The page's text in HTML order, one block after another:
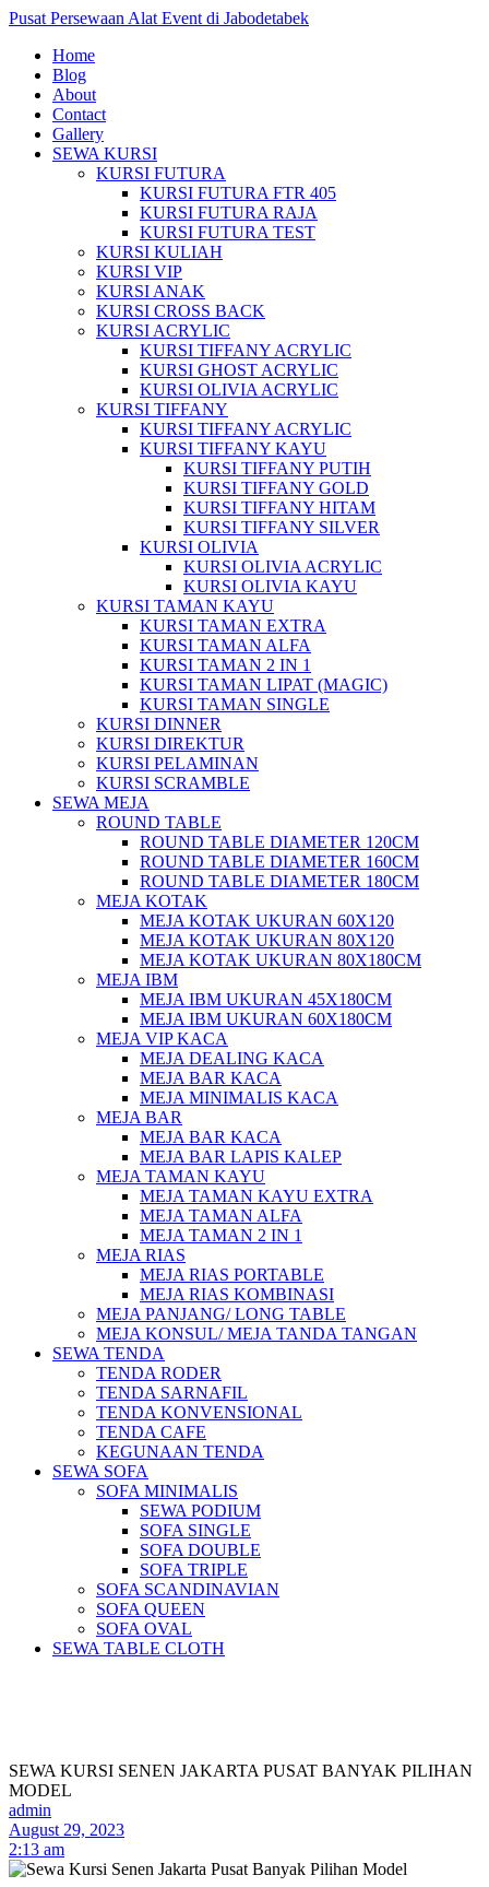
Pusat Persewaan Alat Event di Jabodetabek
Home
Blog
About
Contact
Gallery
SEWA KURSI
KURSI FUTURA
KURSI FUTURA FTR 405
KURSI FUTURA RAJA
KURSI FUTURA TEST
KURSI KULIAH
KURSI VIP
KURSI ANAK
KURSI CROSS BACK
KURSI ACRYLIC
KURSI TIFFANY ACRYLIC
KURSI GHOST ACRYLIC
KURSI OLIVIA ACRYLIC
KURSI TIFFANY
KURSI TIFFANY ACRYLIC
KURSI TIFFANY KAYU
KURSI TIFFANY PUTIH
KURSI TIFFANY GOLD
KURSI TIFFANY HITAM
KURSI TIFFANY SILVER
KURSI OLIVIA
KURSI OLIVIA ACRYLIC
KURSI OLIVIA KAYU
KURSI TAMAN KAYU
KURSI TAMAN EXTRA
KURSI TAMAN ALFA
KURSI TAMAN 2 IN 1
KURSI TAMAN LIPAT (MAGIC)
KURSI TAMAN SINGLE
KURSI DINNER
KURSI DIREKTUR
KURSI PELAMINAN
KURSI SCRAMBLE
SEWA MEJA
ROUND TABLE
ROUND TABLE DIAMETER 120CM
ROUND TABLE DIAMETER 160CM
ROUND TABLE DIAMETER 180CM
MEJA KOTAK
MEJA KOTAK UKURAN 60X120
MEJA KOTAK UKURAN 80X120
MEJA KOTAK UKURAN 80X180CM
MEJA IBM
MEJA IBM UKURAN 45X180CM
MEJA IBM UKURAN 60X180CM
MEJA VIP KACA
MEJA DEALING KACA
MEJA BAR KACA
MEJA MINIMALIS KACA
MEJA BAR
MEJA BAR KACA
MEJA BAR LAPIS KALEP
MEJA TAMAN KAYU
MEJA TAMAN KAYU EXTRA
MEJA TAMAN ALFA
MEJA TAMAN 2 IN 1
MEJA RIAS
MEJA RIAS PORTABLE
MEJA RIAS KOMBINASI
MEJA PANJANG/ LONG TABLE
MEJA KONSUL/ MEJA TANDA TANGAN
SEWA TENDA
TENDA RODER
TENDA SARNAFIL
TENDA KONVENSIONAL
TENDA CAFE
KEGUNAAN TENDA
SEWA SOFA
SOFA MINIMALIS
SEWA PODIUM
SOFA SINGLE
SOFA DOUBLE
SOFA TRIPLE
SOFA SCANDINAVIAN
SOFA QUEEN
SOFA OVAL
SEWA TABLE CLOTH
SEWA KURSI SENEN JAKARTA PUSAT BANYAK PILIHAN
MODEL
admin
August 29, 2023
2:13 am